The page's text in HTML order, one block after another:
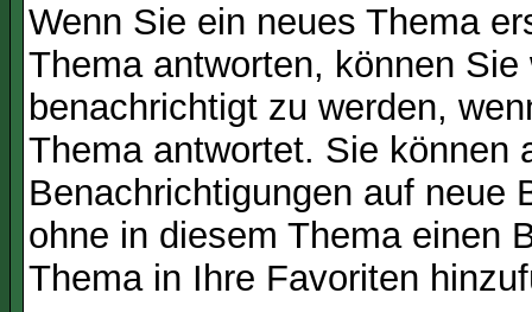
Wenn Sie ein neues Thema
Thema antworten, können
benachrichtigt zu werden,
Thema antwortet. Sie können
Benachrichtigungen auf neue
ohne in diesem Thema einen
Thema in Ihre Favoriten